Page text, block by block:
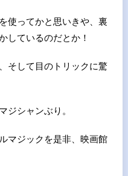
使ってかと思いきや、裏
しているのだとか！
そして目のトリックに驚
ジシャンぶり。
マジックを是非、映画館